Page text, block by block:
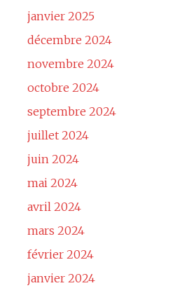
janvier 2025
décembre 2024
novembre 2024
octobre 2024
septembre 2024
juillet 2024
juin 2024
mai 2024
avril 2024
mars 2024
février 2024
janvier 2024